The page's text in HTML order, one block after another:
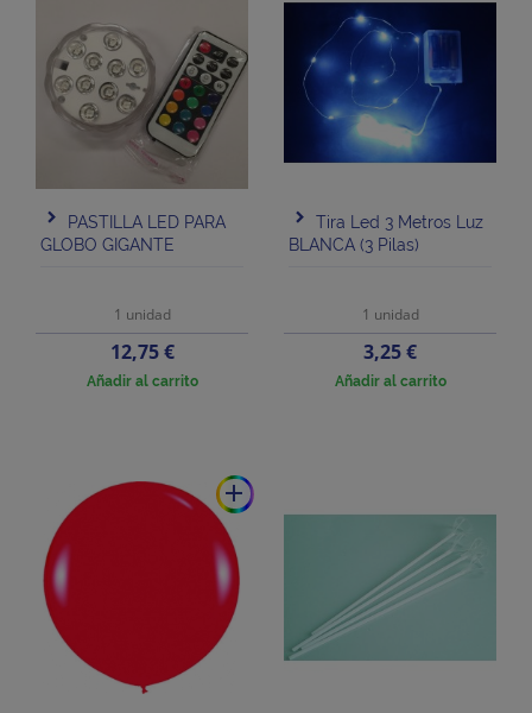
PASTILLA LED PARA
GLOBO GIGANTE
1 unidad
Precio
12,75 €
Añadir al carrito
Tira Led 3 Metros Luz
BLANCA (3 Pilas)
1 unidad
Precio
3,25 €
Añadir al carrito
add